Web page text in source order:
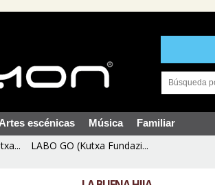
Artes escénicas Música Familiar
LABO GO (Kutxa Fundazi...